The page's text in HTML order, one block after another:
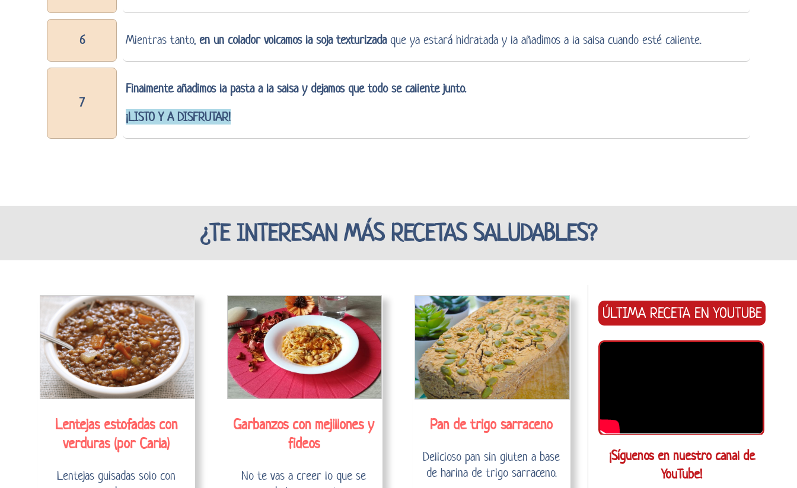
6 Mientras tanto, en un colador volcamos la soja texturizadaque ya estará hidratada y la añadimos a la salsa cuando esté caliente.
7
Finalmente añadimos la pasta a la salsa y dejamos que todo se caliente junto.
¡LISTO Y A DISFRUTAR!
¿TE INTERESAN MÁS RECETAS SALUDABLES?
Lentejas estofadas con
verduras (por Carla)
Lentejas guisadas solo con
Garbanzos con mejillones y
fideos
No te vas a creer lo que se
Pan de trigo sarraceno
Delicioso pan sin gluten a base
de harina de trigo sarraceno.
ÚLTIMA RECETA EN YOUTUBE
¡Síguenos en nuestro canal de
YouTube!